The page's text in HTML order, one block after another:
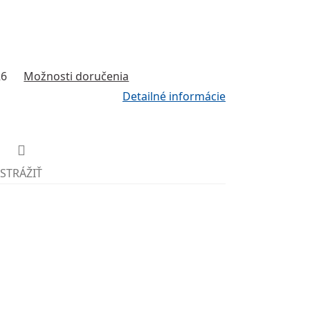
Možnosti doručenia
Detailné informácie
STRÁŽIŤ